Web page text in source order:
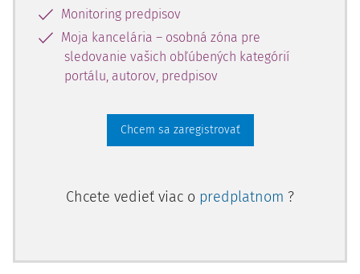
Monitoring predpisov
Moja kancelária – osobná zóna pre
sledovanie vašich obľúbených kategórií
portálu, autorov, predpisov
Chcem sa zaregistrovať
Chcete vedieť viac o predplatnom ?